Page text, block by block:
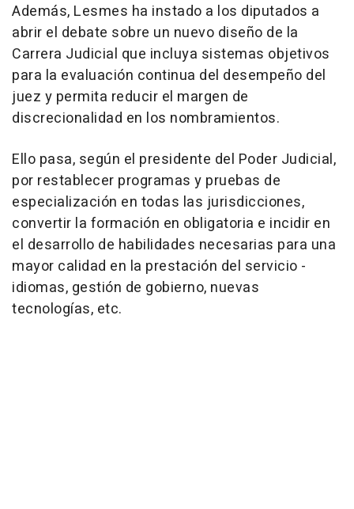
Además, Lesmes ha instado a los diputados a
abrir el debate sobre un nuevo diseño de la
Carrera Judicial que incluya sistemas objetivos
para la evaluación continua del desempeño del
juez y permita reducir el margen de
discrecionalidad en los nombramientos.
Ello pasa, según el presidente del Poder Judicial,
por restablecer programas y pruebas de
especialización en todas las jurisdicciones,
convertir la formación en obligatoria e incidir en
el desarrollo de habilidades necesarias para una
mayor calidad en la prestación del servicio -
idiomas, gestión de gobierno, nuevas
tecnologías, etc.